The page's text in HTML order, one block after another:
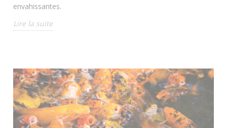
envahissantes.
Lire la suite